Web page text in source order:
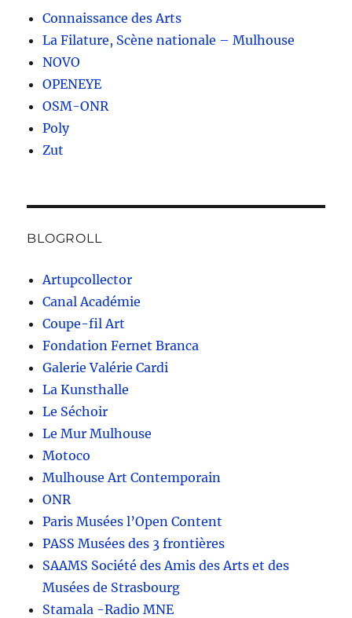
Connaissance des Arts
La Filature, Scène nationale – Mulhouse
NOVO
OPENEYE
OSM-ONR
Poly
Zut
BLOGROLL
Artupcollector
Canal Académie
Coupe-fil Art
Fondation Fernet Branca
Galerie Valérie Cardi
La Kunsthalle
Le Séchoir
Le Mur Mulhouse
Motoco
Mulhouse Art Contemporain
ONR
Paris Musées l’Open Content
PASS Musées des 3 frontières
SAAMS Société des Amis des Arts et des
Musées de Strasbourg
Stamala -Radio MNE